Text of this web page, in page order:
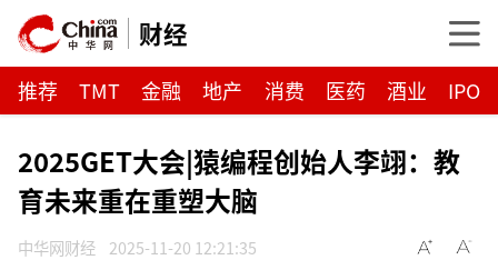
财经
推荐 TMT 金融 地产 消费 医药 酒业 IPO
2025GET大会|猿编程创始人李翊：教
育未来重在重塑大脑
中华网财经 2025-11-20 12:21:35